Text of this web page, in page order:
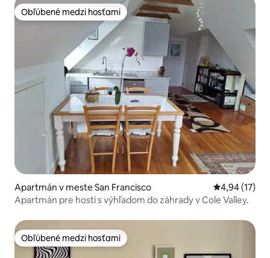
Obľúbené medzi hosťami
Obľúbené medzi hosťami
Apartmán v meste San Francisco Priemerné
4,94 (17)
Apartmán pre hostí s výhľadom do záhrady v Cole Valley.
Obľúbené medzi hosťami
Obľúbené medzi hosťami